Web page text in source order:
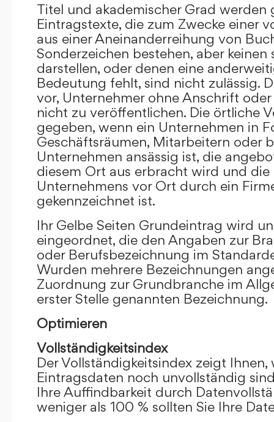
Titel und akademischer Grad werden
Eintragstexte, die zum Zwecke einer
aus einer Aneinanderreihung von
Sonderzeichen bestehen, aber keinen
darstellen, oder denen eine
Bedeutung fehlt, sind nicht zulässig.
vor, Unternehmer ohne Anschrift
nicht zu veröffentlichen. Die örtliche
gegeben, wenn ein Unternehmen in
Geschäftsräumen, Mitarbeitern oder
Unternehmen ansässig ist, die
diesem Ort aus erbracht wird und die
Unternehmens vor Ort durch ein
gekennzeichnet ist.
Ihr Gelbe Seiten Grundeintrag wird
eingeordnet, die den Angaben zur
oder Berufsbezeichnung im
Wurden mehrere Bezeichnungen
Zuordnung zur Grundbranche im
erster Stelle genannten Bezeichnung.
Optimieren
Vollständigkeitsindex
Der Vollständigkeitsindex zeigt
Eintragsdaten noch unvollständig
Ihre Auffindbarkeit durch
weniger als 100 % sollten Sie Ihre